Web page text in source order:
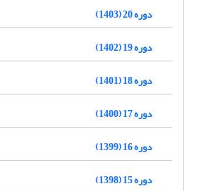
دوره 20 (1403)
دوره 19 (1402)
دوره 18 (1401)
دوره 17 (1400)
دوره 16 (1399)
دوره 15 (1398)